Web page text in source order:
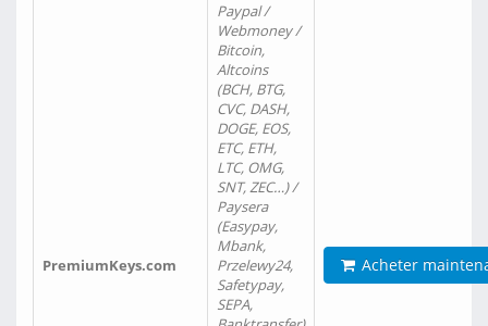
PremiumKeys.com
Paypal /
Webmoney /
Bitcoin,
Altcoins
(BCH, BTG,
CVC, DASH,
DOGE, EOS,
ETC, ETH,
LTC, OMG,
SNT, ZEC…) /
Paysera
(Easypay,
Mbank,
Przelewy24,
Safetypay,
SEPA,
Acheter